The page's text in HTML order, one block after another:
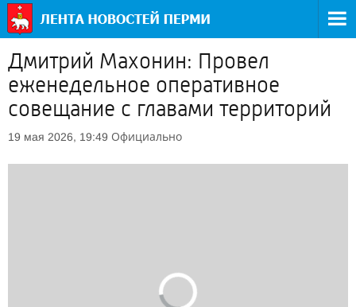
Дмитрий Махонин: Провел
еженедельное оперативное
совещание с главами территорий
19 мая 2026, 19:49 Официально